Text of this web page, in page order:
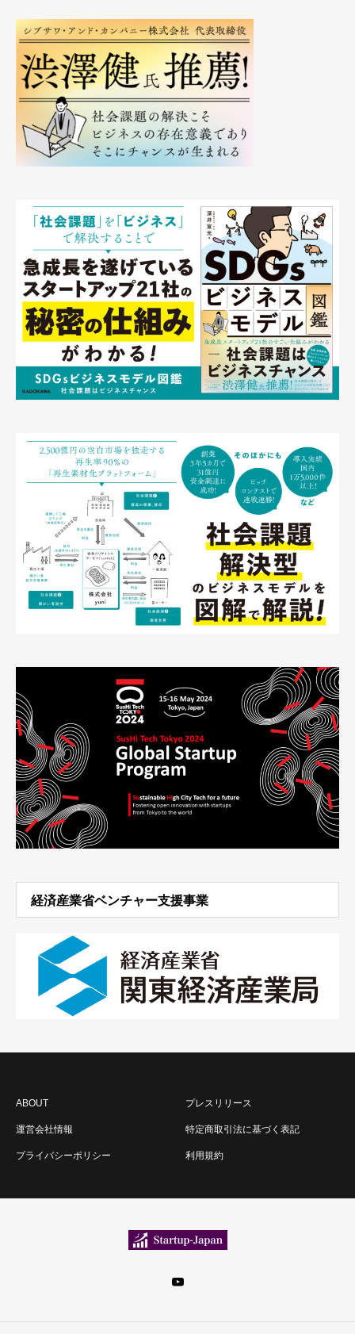
＠西川明秀氏生出演！
経済産業省ベンチャー支援事業
ABOUT プレスリリース
運営会社情報 特定商取引法に基づく表記
プライバシーポリシー 利用規約